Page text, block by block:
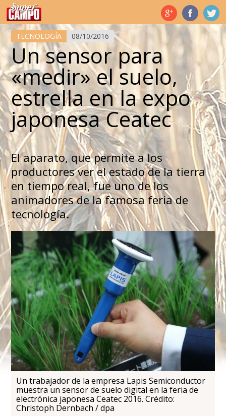
Temas de hoy
TECNOLOGÍA 08/10/2016
Un sensor para
«medir» el suelo,
estrella en la expo
japonesa Ceatec
El aparato, que permite a los
productores ver el estado de la tierra
en tiempo real, fue uno de los
animadores de la famosa feria de
tecnología.
Un trabajador de la empresa Lapis Semiconductor
muestra un sensor de suelo digital en la feria de
electrónica japonesa Ceatec 2016. Crédito:
Christoph Dernbach / dpa